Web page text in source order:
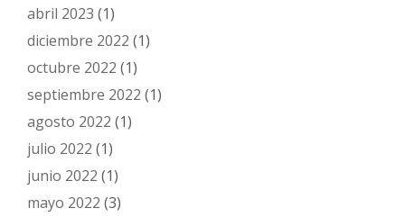
abril 2023 (1)
diciembre 2022 (1)
octubre 2022 (1)
septiembre 2022 (1)
agosto 2022 (1)
julio 2022 (1)
junio 2022 (1)
mayo 2022 (3)